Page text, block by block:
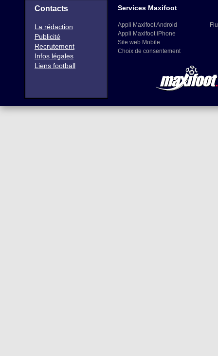
Contacts
La rédaction
Publicité
Recrutement
Infos légales
Liens football
Services Maxifoot
Appli Maxifoot Android
Appli Maxifoot iPhone
Site web Mobile
Choix de consentement